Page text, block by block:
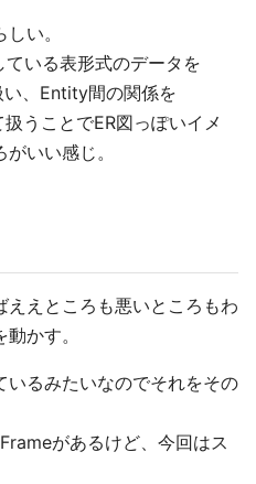
い。
いる表形式のデータを
、Entity間の関係を
うことでER図っぽいイメ
いい感じ。
ええところも悪いところもわ
かす。
いるみたいなのでそれをその
があるけど、今回はス